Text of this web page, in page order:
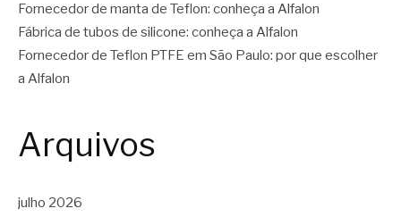
Fornecedor de manta de Teflon: conheça a Alfalon
Fábrica de tubos de silicone: conheça a Alfalon
Fornecedor de Teflon PTFE em São Paulo: por que escolher
a Alfalon
Arquivos
julho 2026